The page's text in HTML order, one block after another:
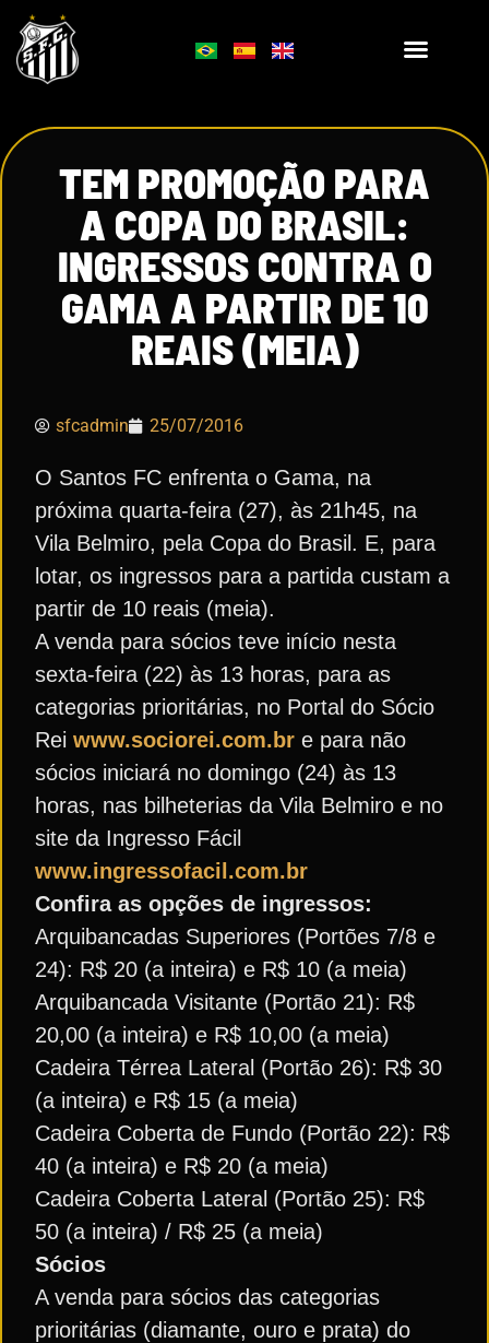
TEM PROMOÇÃO PARA
A COPA DO BRASIL:
INGRESSOS CONTRA O
GAMA A PARTIR DE 10
REAIS (MEIA)
sfcadmin 25/07/2016
O Santos FC enfrenta o Gama, na
próxima quarta-feira (27), às 21h45, na
Vila Belmiro, pela Copa do Brasil. E, para
lotar, os ingressos para a partida custam a
partir de 10 reais (meia).
A venda para sócios teve início nesta
sexta-feira (22) às 13 horas, para as
categorias prioritárias, no Portal do Sócio
Rei www.sociorei.com.br e para não
sócios iniciará no domingo (24) às 13
horas, nas bilheterias da Vila Belmiro e no
site da Ingresso Fácil
www.ingressofacil.com.br
Confira as opções de ingressos:
Arquibancadas Superiores (Portões 7/8 e
24): R$ 20 (a inteira) e R$ 10 (a meia)
Arquibancada Visitante (Portão 21): R$
20,00 (a inteira) e R$ 10,00 (a meia)
Cadeira Térrea Lateral (Portão 26): R$ 30
(a inteira) e R$ 15 (a meia)
Cadeira Coberta de Fundo (Portão 22): R$
40 (a inteira) e R$ 20 (a meia)
Cadeira Coberta Lateral (Portão 25): R$
50 (a inteira) / R$ 25 (a meia)
Sócios
A venda para sócios das categorias
prioritárias (diamante, ouro e prata) do